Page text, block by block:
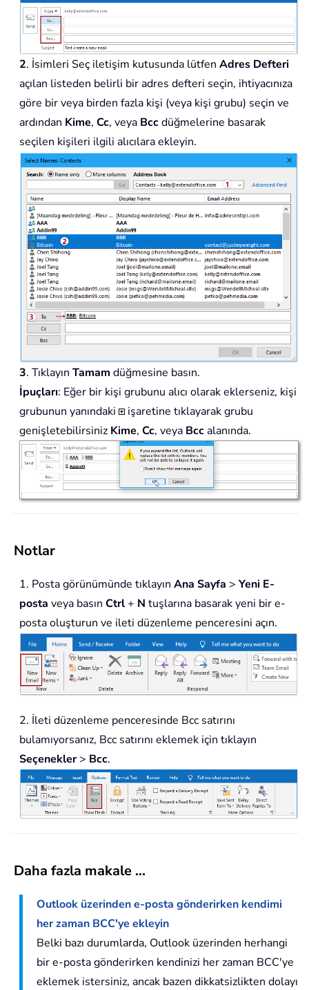
2. İsimleri Seç iletişim kutusunda lütfen Adres Defteri
açılan listeden belirli bir adres defteri seçin, ihtiyacınıza
göre bir veya birden fazla kişi (veya kişi grubu) seçin ve
ardından Kime, Cc, veya Bccdüğmelerine basarak
seçilen kişileri ilgili alıcılara ekleyin.
3. Tıklayın Tamam düğmesine basın.
İpuçları: Eğer bir kişi grubunu alıcı olarak eklerseniz, kişi
grubunun yanındaki
işaretine tıklayarak grubu
genişletebilirsiniz Kime, Cc, veya Bccalanında.
Notlar
1. Posta görünümünde tıklayın Ana Sayfa > Yeni E-
posta veya basın Ctrl+ N tuşlarına basarak yeni bir e-
posta oluşturun ve ileti düzenleme penceresini açın.
2. İleti düzenleme penceresinde Bcc satırını
bulamıyorsanız, Bcc satırını eklemek için tıklayın
Seçenekler> Bcc.
Daha fazla makale ...
Outlook üzerinden e-posta gönderirken kendimi
her zaman BCC'ye ekleyin
Belki bazı durumlarda, Outlook üzerinden herhangi
bir e-posta gönderirken kendinizi her zaman BCC'ye
eklemek istersiniz, ancak bazen dikkatsizlikten dolayı